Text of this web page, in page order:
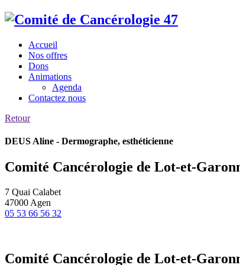
Accueil
Nos offres
Dons
Animations
Agenda
Contactez nous
Retour
DEUS Aline - Dermographe, esthéticienne
Comité Cancérologie de Lot-et-
7 Quai Calabet
47000 Agen
05 53 66 56 32
Comité Cancérologie de Lot-et-